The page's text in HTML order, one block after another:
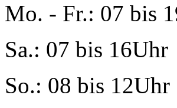
Mo. - Fr.: 07 bis
Sa.: 07 bis 16Uhr
So.: 08 bis 12Uhr